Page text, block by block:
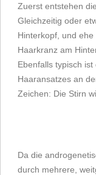
Zuerst entstehen
Gleichzeitig oder
Hinterkopf, und
Haarkranz am
Ebenfalls typisch
Haaransatzes an
Zeichen: Die Stirn
Da die
durch mehrere,